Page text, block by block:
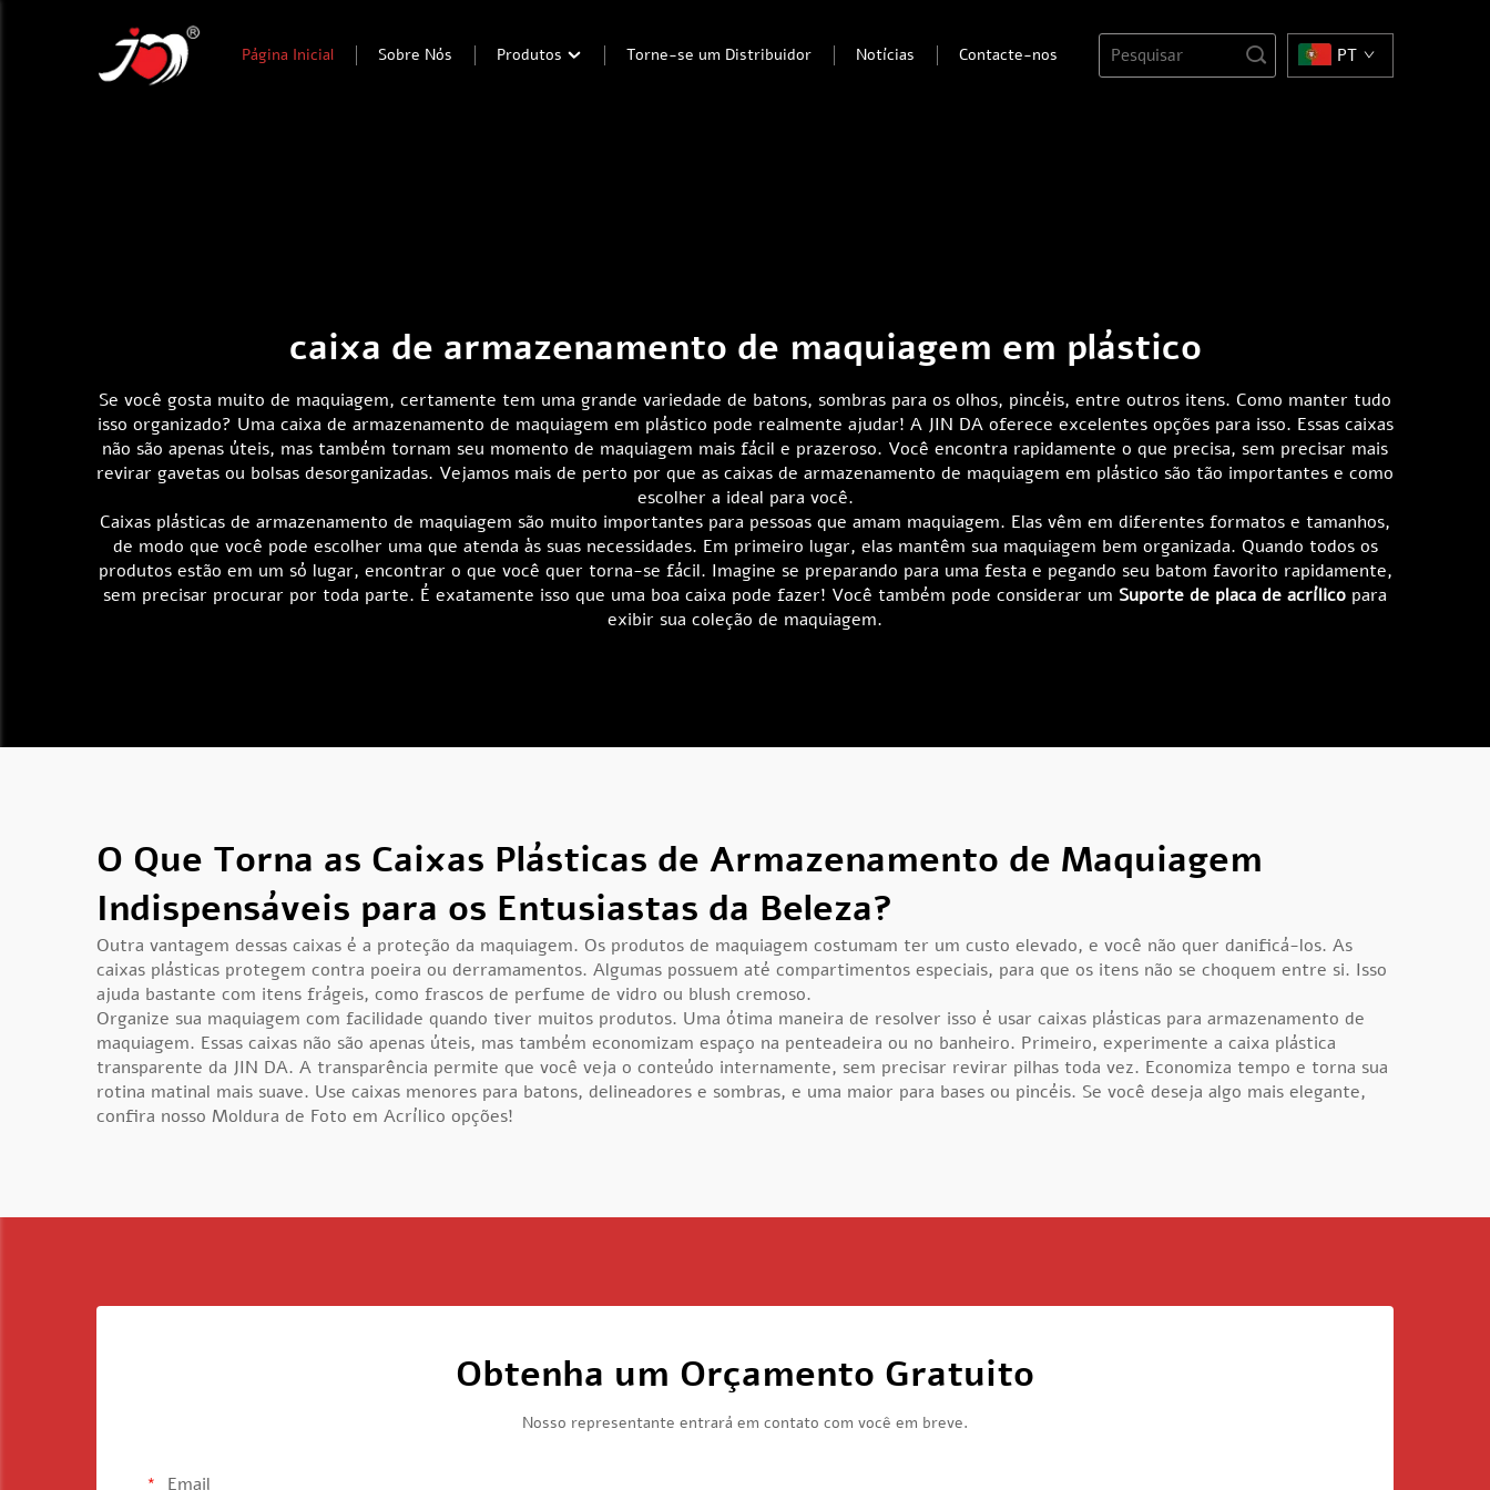
Página Inicial Sobre Nós Produtos Torne-se um Distribuidor Notícias Contacte-nos PT
caixa de armazenamento de maquiagem em plástico
Se você gosta muito de maquiagem, certamente tem uma grande variedade de batons, sombras para os olhos, pincéis, entre outros itens. Como manter tudo
isso organizado? Uma caixa de armazenamento de maquiagem em plástico pode realmente ajudar! A JIN DA oferece excelentes opções para isso. Essas caixas
não são apenas úteis, mas também tornam seu momento de maquiagem mais fácil e prazeroso. Você encontra rapidamente o que precisa, sem precisar mais
revirar gavetas ou bolsas desorganizadas. Vejamos mais de perto por que as caixas de armazenamento de maquiagem em plástico são tão importantes e como
escolher a ideal para você.
Caixas plásticas de armazenamento de maquiagem são muito importantes para pessoas que amam maquiagem. Elas vêm em diferentes formatos e tamanhos,
de modo que você pode escolher uma que atenda às suas necessidades. Em primeiro lugar, elas mantêm sua maquiagem bem organizada. Quando todos os
produtos estão em um só lugar, encontrar o que você quer torna-se fácil. Imagine se preparando para uma festa e pegando seu batom favorito rapidamente,
sem precisar procurar por toda parte. É exatamente isso que uma boa caixa pode fazer! Você também pode considerar um Suporte de placa de acrílico para
exibir sua coleção de maquiagem.
O Que Torna as Caixas Plásticas de Armazenamento de Maquiagem
Indispensáveis para os Entusiastas da Beleza?
Outra vantagem dessas caixas é a proteção da maquiagem. Os produtos de maquiagem costumam ter um custo elevado, e você não quer danificá-los. As
caixas plásticas protegem contra poeira ou derramamentos. Algumas possuem até compartimentos especiais, para que os itens não se choquem entre si. Isso
ajuda bastante com itens frágeis, como frascos de perfume de vidro ou blush cremoso.
Organize sua maquiagem com facilidade quando tiver muitos produtos. Uma ótima maneira de resolver isso é usar caixas plásticas para armazenamento de
maquiagem. Essas caixas não são apenas úteis, mas também economizam espaço na penteadeira ou no banheiro. Primeiro, experimente a caixa plástica
transparente da JIN DA. A transparência permite que você veja o conteúdo internamente, sem precisar revirar pilhas toda vez. Economiza tempo e torna sua
rotina matinal mais suave. Use caixas menores para batons, delineadores e sombras, e uma maior para bases ou pincéis. Se você deseja algo mais elegante,
confira nosso Moldura de Foto em Acrílico opções!
Obtenha um Orçamento Gratuito
Nosso representante entrará em contato com você em breve.
Email